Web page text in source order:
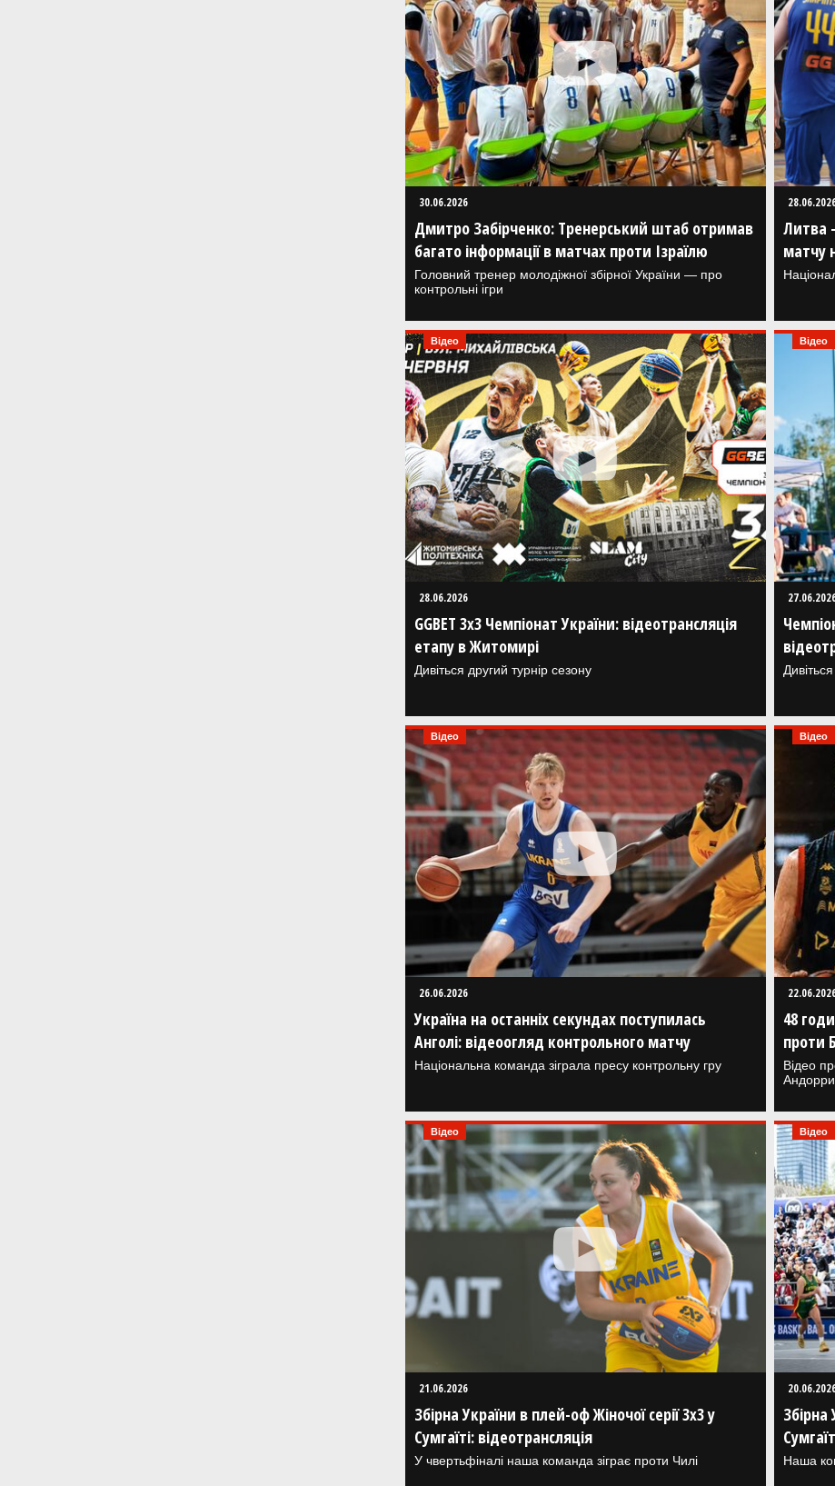
30.06.2026
Дмитро Забірченко: Тренерський штаб отримав
багато інформації в матчах проти Ізраїлю
Головний тренер молодіжної збірної України — про
контрольні ігри
Литва
матчу
Відео
28.06.2026
GGBET 3х3 Чемпіонат України: відеотрансляція
етапу в Житомирі
Дивіться другий турнір сезону
Відео
Відео
26.06.2026
Україна на останніх секундах поступилась
Анголі: відеоогляд контрольного матчу
Національна команда зіграла пресу контрольну гру
Відео
48
проти
Відео
Андорри
Відео
21.06.2026
Збірна України в плей-оф Жіночої серії 3х3 у
Сумгаїті: відеотрансляція
У чвертьфіналі наша команда зіграє проти Чилі
Відео
Збірна
Наша